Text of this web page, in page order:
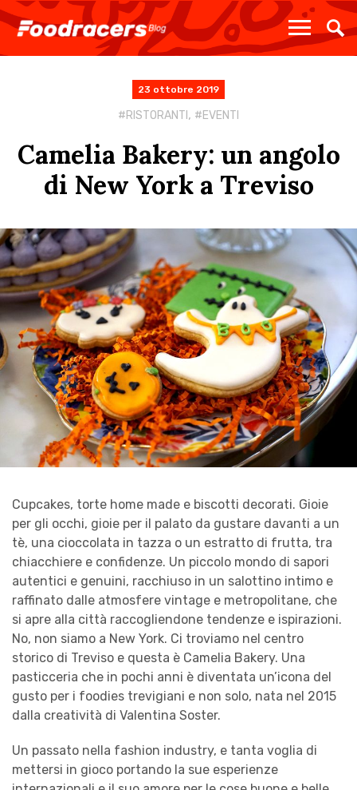
23 ottobre 2019
RISTORANTI , EVENTI
Camelia Bakery: un angolo
di New York a Treviso
Cupcakes, torte home made e biscotti decorati. Gioie
per gli occhi, gioie per il palato da gustare davanti a un
tè, una cioccolata in tazza o un estratto di frutta, tra
chiacchiere e confidenze. Un piccolo mondo di sapori
autentici e genuini, racchiuso in un salottino intimo e
raffinato dalle atmosfere vintage e metropolitane, che
si apre alla città raccogliendone tendenze e ispirazioni.
No, non siamo a New York. Ci troviamo nel centro
storico di Treviso e questa è Camelia Bakery. Una
pasticceria che in pochi anni è diventata un’icona del
gusto per i foodies trevigiani e non solo, nata nel 2015
dalla creatività di Valentina Soster.
Un passato nella fashion industry, e tanta voglia di
mettersi in gioco portando la sue esperienze